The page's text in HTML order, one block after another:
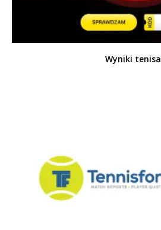
Wyniki tenisa